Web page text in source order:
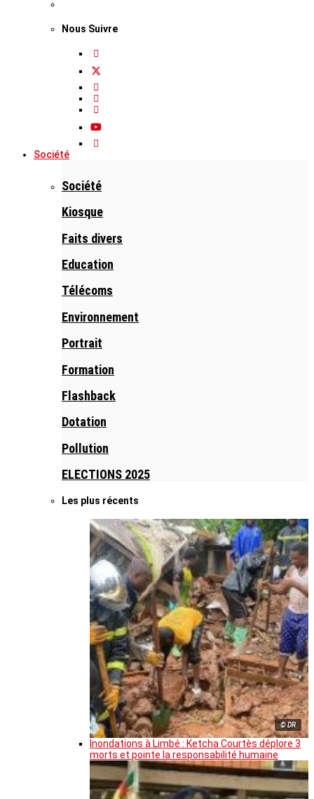
Nous Suivre
Société
Société
Kiosque
Faits divers
Education
Télécoms
Environnement
Portrait
Formation
Flashback
Dotation
Pollution
ELECTIONS 2025
Les plus récents
© DR
Inondations à Limbé : Ketcha Courtès déplore 3
morts et pointe la responsabilité humaine